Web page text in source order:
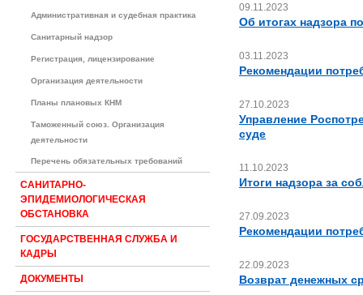
Административная и судебная практика
Санитарный надзор
Регистрация, лицензирование
Организация деятельности
Планы плановых КНМ
Таможенный союз. Организация
деятельности
Перечень обязательных требований
САНИТАРНО-
ЭПИДЕМИОЛОГИЧЕСКАЯ
ОБСТАНОВКА
ГОСУДАРСТВЕННАЯ СЛУЖБА И
КАДРЫ
ДОКУМЕНТЫ
09.11.2023
Об итогах надзора
03.11.2023
Рекомендации
27.10.2023
Управление
суде
11.10.2023
Итоги надзора за
27.09.2023
Рекомендации
22.09.2023
Возврат денежных